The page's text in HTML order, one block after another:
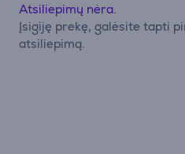
Atsiliepimų nėra.
Įsigiję prekę, galėsite tapti
atsiliepimą.